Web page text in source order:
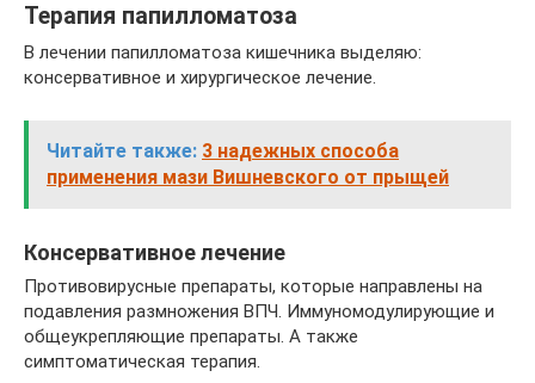
Терапия папилломатоза
В лечении папилломатоза кишечника выделяю:
консервативное и хирургическое лечение.
Читайте также: 3 надежных способа
применения мази Вишневского от прыщей
Консервативное лечение
Противовирусные препараты, которые направлены на
подавления размножения ВПЧ. Иммуномодулирующие и
общеукрепляющие препараты. А также
симптоматическая терапия.